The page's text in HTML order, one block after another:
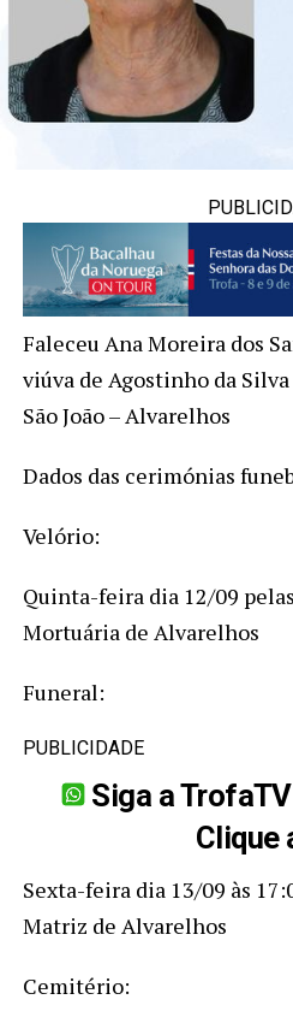
Faleceu Ana Moreira dos
viúva de Agostinho da
São João – Alvarelhos
Dados das cerimónias
Velório:
Quinta-feira dia 12/09
Mortuária de Alvarelhos
Funeral:
PUBLICIDADE
Siga a
Clique
Sexta-feira dia 13/09 às
Matriz de Alvarelhos
Cemitério: